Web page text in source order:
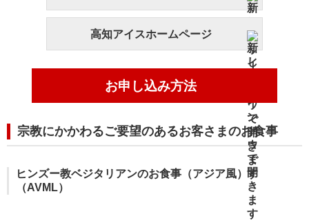
高知アイスホームページ
お申し込み方法
宗教にかかわるご要望のあるお客さまのお食事
ヒンズー教ベジタリアンのお食事（アジア風）
（AVML）